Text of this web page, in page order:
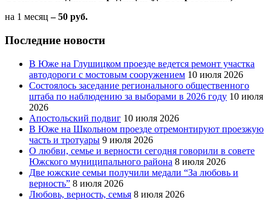
на 1 месяц – 50 руб.
Последние новости
В Юже на Глушицком проезде ведется ремонт участка
автодороги с мостовым сооружением 10 июля 2026
Состоялось заседание регионального общественного
штаба по наблюдению за выборами в 2026 году 10 июля
2026
Апостольский подвиг 10 июля 2026
В Юже на Школьном проезде отремонтируют проезжую
часть и тротуары 9 июля 2026
О любви, семье и верности сегодня говорили в совете
Южского муниципального района 8 июля 2026
Две южские семьи получили медали “За любовь и
верность” 8 июля 2026
Любовь, верность, семья 8 июля 2026